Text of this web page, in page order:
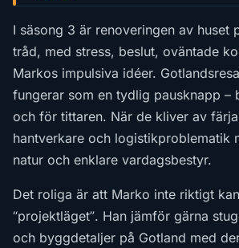
I säsong 3 är renoveringen av huset
tråd, med stress, beslut, oväntade
Markos impulsiva idéer.
fungerar som en tydlig pausknapp –
och för tittaren. När de kliver av
hantverkare och logistikproblematik
natur och enklare vardagsbestyr.
Det roliga är att Marko inte riktigt
“projektläget”. Han jämför gärna
och byggdetaljer på Gotland med